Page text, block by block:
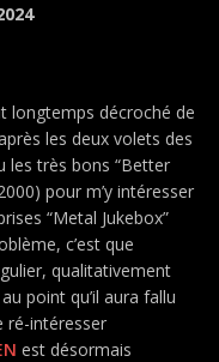
longtemps décroché de
les deux volets des
les très bons “Better
pour m’y intéresser
“Metal Jukebox”
c’est que
qualitativement
point qu’il aura fallu
ré-intéresser
est désormais